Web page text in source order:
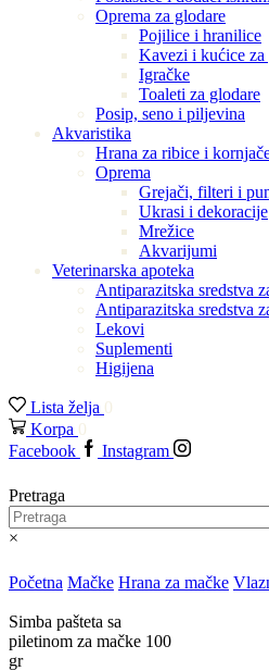
Oprema za glodare
Pojilice i hranilice
Kavezi i kućice za
Igračke
Toaleti za glodare
Posip, seno i piljevina
Akvaristika
Hrana za ribice i
Oprema
Grejači, filteri i
Ukrasi i dekoracije
Mrežice
Akvarijumi
Veterinarska apoteka
Antiparazitska sredstva
Antiparazitska sredstva
Lekovi
Suplementi
Higijena
Lista želja 0
Korpa 0
Facebook
Instagram
Pretraga
×
Početna Mačke Hrana za mačke
Simba pašteta sa
piletinom za mačke 100
gr